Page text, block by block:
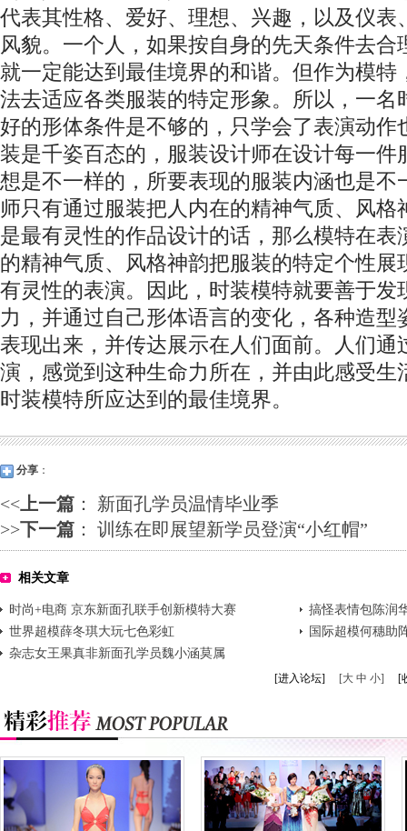
代表其性格、爱好、理想、兴趣，以及仪表
风貌。一个人，如果按自身的先天条件去合
就一定能达到最佳境界的和谐。但作为模特
法去适应各类服装的特定形象。所以，一名
好的形体条件是不够的，只学会了表演动作
装是千姿百态的，服装设计师在设计每一件
想是不一样的，所要表现的服装内涵也是不
师只有通过服装把人内在的精神气质、风格
是最有灵性的作品设计的话，那么模特在表
的精神气质、风格神韵把服装的特定个性展
有灵性的表演。因此，时装模特就要善于发
力，并通过自己形体语言的变化，各种造型
表现出来，并传达展示在人们面前。人们通
演，感觉到这种生命力所在，并由此感受生
时装模特所应达到的最佳境界。
分享 ：
<<上一篇 ： 新面孔学员温情毕业季
>>下一篇 ： 训练在即展望新学员登演“小红帽”
相关文章
时尚+电商 京东新面孔联手创新模特大赛
搞怪表情包陈润
世界超模薛冬琪大玩七色彩虹
国际超模何穗助
杂志女王果真非新面孔学员魏小涵莫属
[进入论坛] [大 中 小] [